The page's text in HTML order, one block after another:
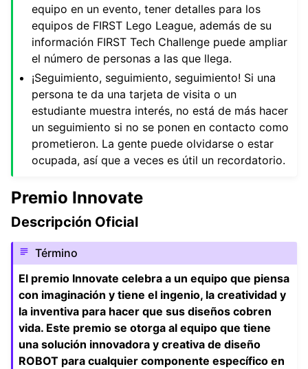
equipo en un evento, tener detalles para los
equipos de FIRST Lego League, además de su
información FIRST Tech Challenge puede ampliar
el número de personas a las que llega.
¡Seguimiento, seguimiento, seguimiento! Si una
persona te da una tarjeta de visita o un
estudiante muestra interés, no está de más hacer
un seguimiento si no se ponen en contacto como
prometieron. La gente puede olvidarse o estar
ocupada, así que a veces es útil un recordatorio.
Premio Innovate
Descripción Oficial
Término
El premio Innovate celebra a un equipo que piensa
con imaginación y tiene el ingenio, la creatividad y
la inventiva para hacer que sus diseños cobren
vida. Este premio se otorga al equipo que tiene
una solución innovadora y creativa de diseño
ROBOT para cualquier componente específico en